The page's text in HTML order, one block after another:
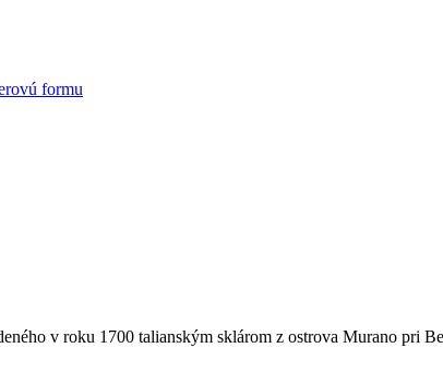
formu
v roku 1700 talianským sklárom z ostrova Murano pri